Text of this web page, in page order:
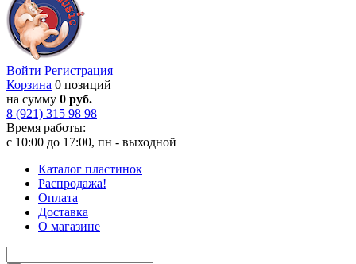
Войти Регистрация
Корзина 0 позиций
на сумму 0 руб.
8 (921) 315 98 98
Время работы:
с 10:00 до 17:00, пн - выходной
Каталог пластинок
Распродажа!
Оплата
Доставка
О магазине